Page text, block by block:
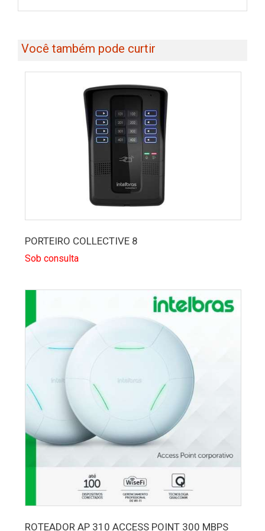
Você também pode curtir
PORTEIRO COLLECTIVE 8
Sob consulta
ROTEADOR AP 310 ACCESS POINT 300 MBPS